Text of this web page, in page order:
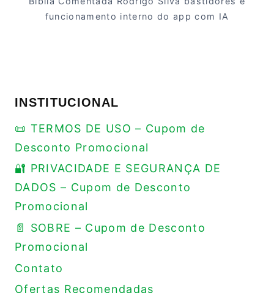
funcionamento interno do app com IA
INSTITUCIONAL
📜 TERMOS DE USO – Cupom de
Desconto Promocional
🔐 PRIVACIDADE E SEGURANÇA DE
DADOS – Cupom de Desconto
Promocional
📄 SOBRE – Cupom de Desconto
Promocional
Contato
Ofertas Recomendadas